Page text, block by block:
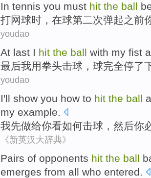
In tennis you must hit the ball
打网球时 ， 在球第二次弹起之前
youdao
At last I hit the ball with my fist
最后我用拳头击球 ， 球完全停了
youdao
I'll show you how to hit the ball
my example.
我先做给你看如何击球 ， 然后你
《新英汉大辞典》
Pairs of opponents hit the ball
emerges from all who entered.